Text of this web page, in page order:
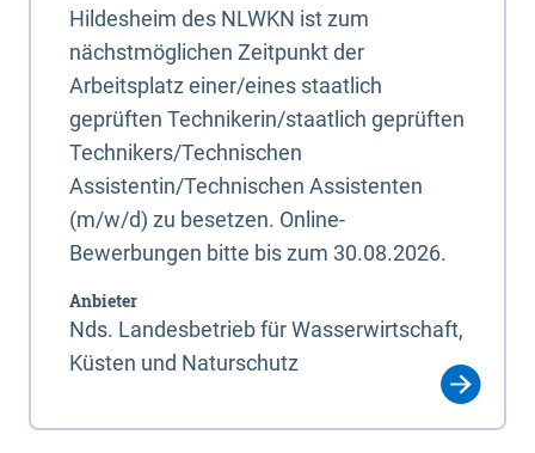
Hildesheim des NLWKN ist zum
nächstmöglichen Zeitpunkt der
Arbeitsplatz einer/eines staatlich
geprüften Technikerin/staatlich geprüften
Technikers/Technischen
Assistentin/Technischen Assistenten
(m/w/d) zu besetzen. Online-
Bewerbungen bitte bis zum 30.08.2026.
Anbieter
Nds. Landesbetrieb für Wasserwirtschaft,
Küsten und Naturschutz